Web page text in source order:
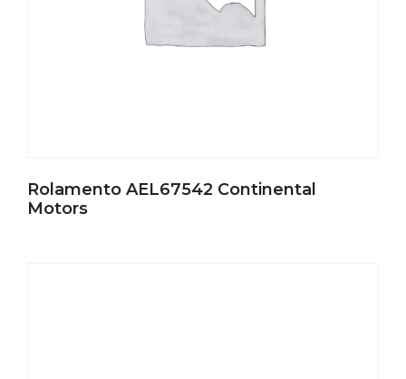
Rolamento AEL67542 Continental
Motors